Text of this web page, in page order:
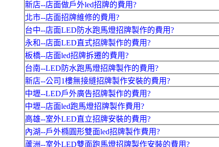
新店--店面做戶外led招牌的費用?
北市--店面招牌維修的費用?
台中--店面LED防水跑馬燈招牌製作的費用?
永和--店面LED直式招牌製作的費用?
板橋--店面led招牌拆遷的費用?
台南--LED防水跑馬燈招牌製作的費用?
新店--公司1樓無接縫招牌製作安裝的費用?
中壢--LED戶外廣告招牌製作的費用?
中壢--店面led跑馬燈招牌製作費用?
高雄--室外LED直立招牌安裝的費用?
內湖--戶外橢圓形雙面led招牌製作費用?
蘆洲--室外LED雙面跑馬燈招牌製作安裝的費用?